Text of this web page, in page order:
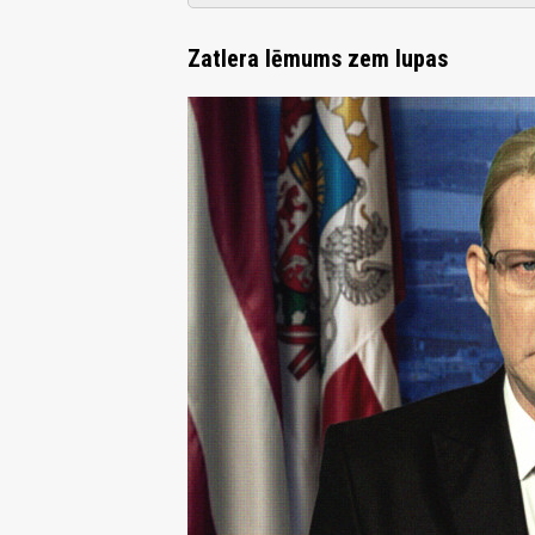
Zatlera lēmums zem lupas